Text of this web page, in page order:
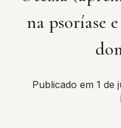
na psoríase
Publicado em 1 de